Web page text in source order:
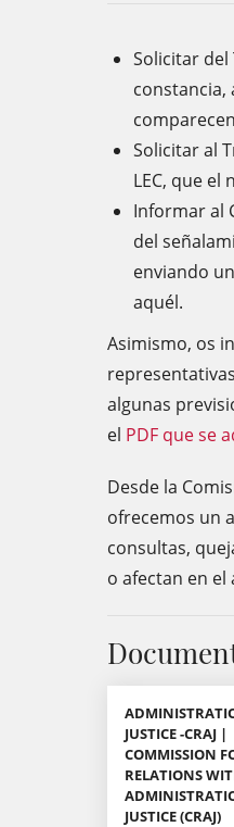
Solicitar
constancia,
Solicitar al
LEC, que
Informar al
del
enviando
aquél.
Asimismo, os
algunas
el PDF que se
Desde la
ofrecemos un
consultas,
o afectan en el
JUSTICE -CRAJ |
COMMISSION
RELATIONS
JUSTICE (CRAJ)